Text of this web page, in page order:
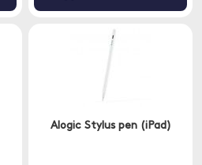
Alogic Stylus pen (iPad)